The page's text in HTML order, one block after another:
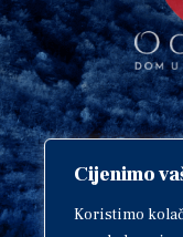
Cijenimo
Koristimo
sva